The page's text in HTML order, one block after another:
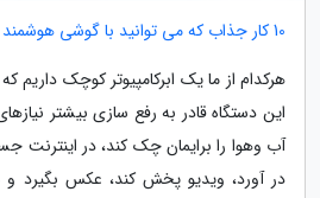
10 کار جذاب که می توانید با گوشی هوشمند قدیمی خود انجام دهید
هرکدام از ما یک ابرکامپیوتر کوچک
این دستگاه قادر به رفع سازی بیشتر
آب وهوا را برایمان چک کند، در اینترنت
در آورد، ویدیو پخش کند، عکس بگیرد و